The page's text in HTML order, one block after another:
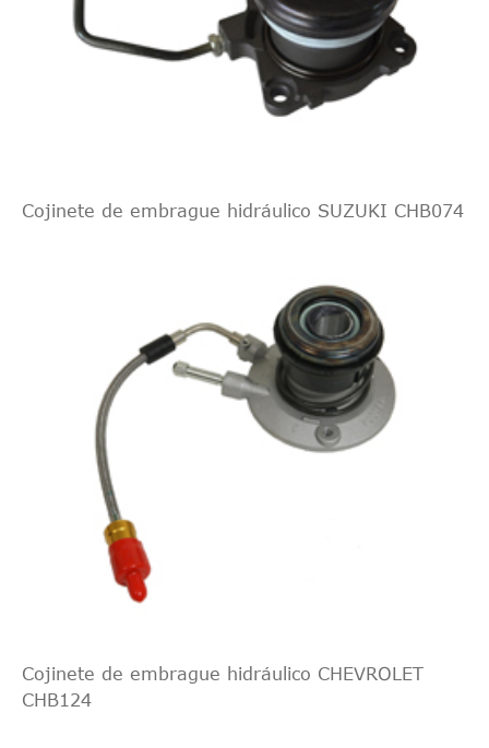
Cojinete de embrague hidráulico SUZUKI CHB074
Cojinete de embrague hidráulico CHEVROLET
CHB124